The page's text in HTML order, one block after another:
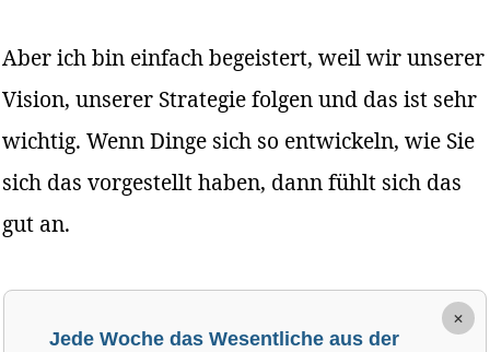
Aber ich bin einfach begeistert, weil wir unserer
Vision, unserer Strategie folgen und das ist sehr
wichtig. Wenn Dinge sich so entwickeln, wie Sie
sich das vorgestellt haben, dann fühlt sich das
gut an.
×
Jede Woche das Wesentliche aus der